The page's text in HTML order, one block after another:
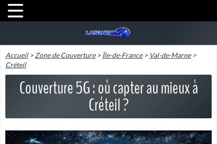
Accueil>Zone de Couverture>Île-de-France> Val-de-Marne>
Créteil
Couverture 5G : où capter au mieux à
Créteil ?